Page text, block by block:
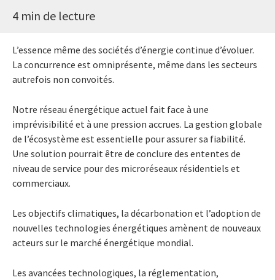
4 min de lecture
L’essence même des sociétés d’énergie continue d’évoluer.
La concurrence est omniprésente, même dans les secteurs
autrefois non convoités.
Notre réseau énergétique actuel fait face à une
imprévisibilité et à une pression accrues. La gestion globale
de l’écosystème est essentielle pour assurer sa fiabilité.
Une solution pourrait être de conclure des ententes de
niveau de service pour des microréseaux résidentiels et
commerciaux.
Les objectifs climatiques, la décarbonation et l’adoption de
nouvelles technologies énergétiques amènent de nouveaux
acteurs sur le marché énergétique mondial.
Les avancées technologiques, la réglementation,